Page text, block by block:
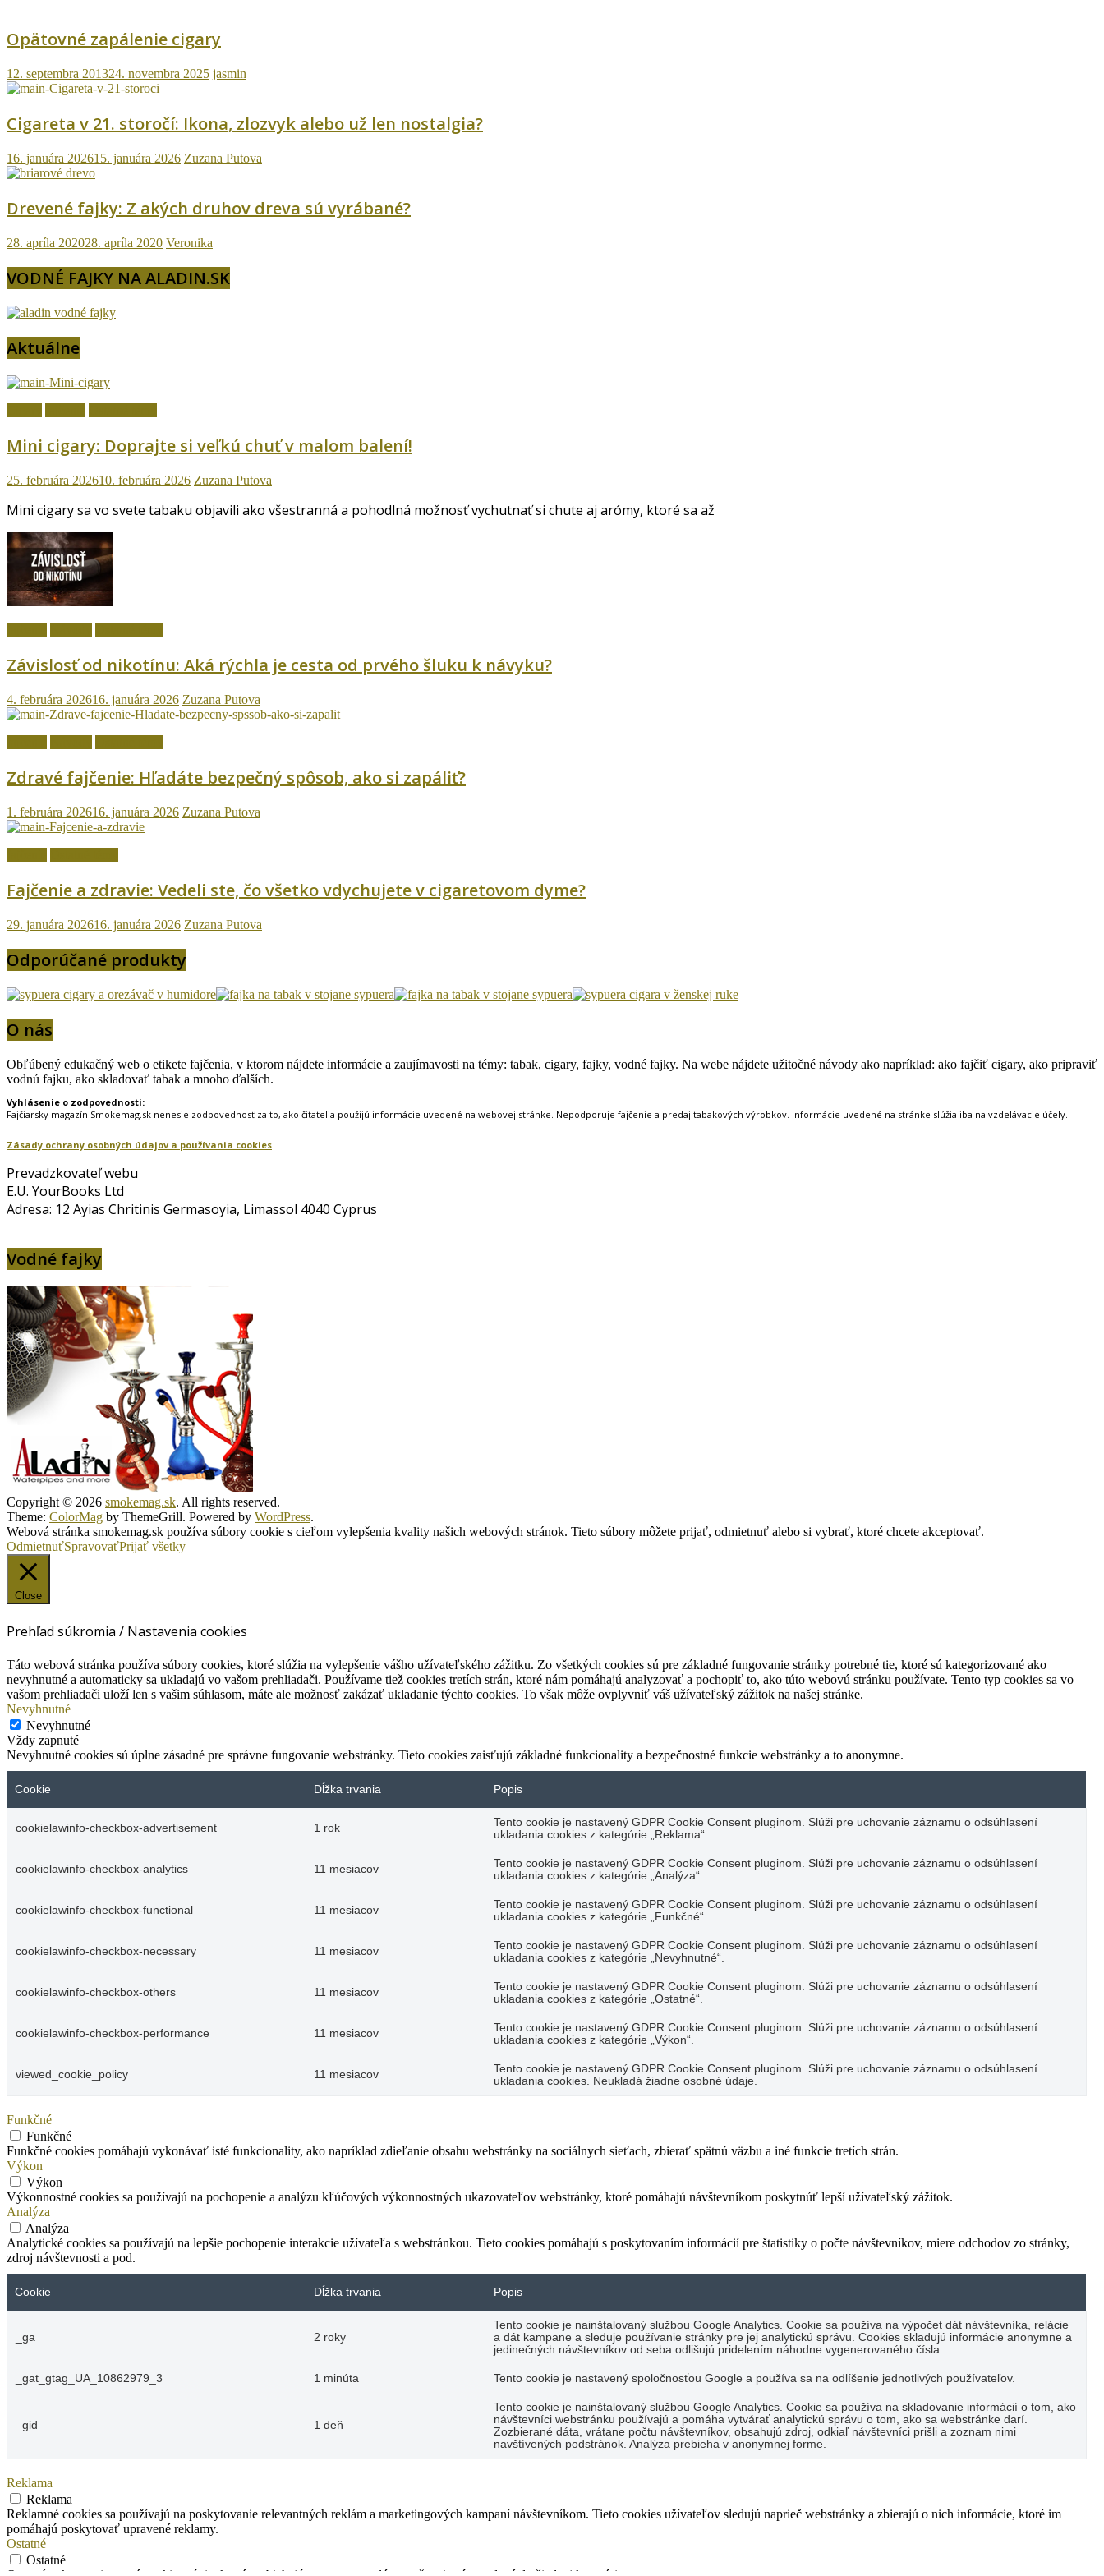
Opätovné zapálenie cigary
12. septembra 201324. novembra 2025 jasmin
Cigareta v 21. storočí: Ikona, zlozvyk alebo už len nostalgia?
16. januára 202615. januára 2026 Zuzana Putova
Drevené fajky: Z akých druhov dreva sú vyrábané?
28. apríla 202028. apríla 2020 Veronika
VODNÉ FAJKY NA ALADIN.SK
Aktuálne
Mini cigary: Doprajte si veľkú chuť v malom balení!
25. februára 202610. februára 2026 Zuzana Putova
Mini cigary sa vo svete tabaku objavili ako všestranná a pohodlná možnosť vychutnať si chute aj arómy, ktoré sa až
Závislosť od nikotínu: Aká rýchla je cesta od prvého šluku k návyku?
4. februára 202616. januára 2026 Zuzana Putova
Zdravé fajčenie: Hľadáte bezpečný spôsob, ako si zapáliť?
1. februára 202616. januára 2026 Zuzana Putova
Fajčenie a zdravie: Vedeli ste, čo všetko vdychujete v cigaretovom dyme?
29. januára 202616. januára 2026 Zuzana Putova
Odporúčané produkty
O nás
Obľúbený edukačný web o etikete fajčenia, v ktorom nájdete informácie a zaujímavosti na témy: tabak, cigary, fajky, vodné fajky. Na webe nájdete užitočné návody ako napríklad: ako fajčiť cigary, ako pripraviť
vodnú fajku, ako skladovať tabak a mnoho ďalších.
Vyhlásenie o zodpovednosti:
Fajčiarsky magazín Smokemag.sk nenesie zodpovednosť za to, ako čitatelia použijú informácie uvedené na webovej stránke. Nepodporuje fajčenie a predaj tabakových výrobkov. Informácie uvedené na stránke slúžia iba na vzdelávacie účely.
Zásady ochrany osobných údajov a používania cookies
Prevadzkovateľ webu
E.U. YourBooks Ltd
Adresa: 12 Ayias Chritinis Germasoyia, Limassol 4040 Cyprus
Vodné fajky
Copyright © 2026 smokemag.sk. All rights reserved.
Theme: ColorMag by ThemeGrill. Powered by WordPress.
Webová stránka smokemag.sk používa súbory cookie s cieľom vylepšenia kvality našich webových stránok. Tieto súbory môžete prijať, odmietnuť alebo si vybrať, ktoré chcete akceptovať.
OdmietnuťSpravovaťPrijať všetky
Close
Prehľad súkromia / Nastavenia cookies
Táto webová stránka používa súbory cookies, ktoré slúžia na vylepšenie vášho užívateľského zážitku. Zo všetkých cookies sú pre základné fungovanie stránky potrebné tie, ktoré sú kategorizované ako
nevyhnutné a automaticky sa ukladajú vo vašom prehliadači. Používame tiež cookies tretích strán, ktoré nám pomáhajú analyzovať a pochopiť to, ako túto webovú stránku používate. Tento typ cookies sa vo
vašom prehliadači uloží len s vašim súhlasom, máte ale možnosť zakázať ukladanie týchto cookies. To však môže ovplyvniť váš užívateľský zážitok na našej stránke.
Nevyhnutné
Nevyhnutné
Vždy zapnuté
Nevyhnutné cookies sú úplne zásadné pre správne fungovanie webstránky. Tieto cookies zaisťujú základné funkcionality a bezpečnostné funkcie webstránky a to anonymne.
Cookie Dĺžka trvania Popis
cookielawinfo-checkbox-advertisement 1 rok
Tento cookie je nastavený GDPR Cookie Consent pluginom. Slúži pre uchovanie záznamu o odsúhlasení
ukladania cookies z kategórie „Reklama“.
cookielawinfo-checkbox-analytics 11 mesiacov
Tento cookie je nastavený GDPR Cookie Consent pluginom. Slúži pre uchovanie záznamu o odsúhlasení
ukladania cookies z kategórie „Analýza“.
cookielawinfo-checkbox-functional 11 mesiacov
Tento cookie je nastavený GDPR Cookie Consent pluginom. Slúži pre uchovanie záznamu o odsúhlasení
ukladania cookies z kategórie „Funkčné“.
cookielawinfo-checkbox-necessary 11 mesiacov
Tento cookie je nastavený GDPR Cookie Consent pluginom. Slúži pre uchovanie záznamu o odsúhlasení
ukladania cookies z kategórie „Nevyhnutné“.
cookielawinfo-checkbox-others 11 mesiacov
Tento cookie je nastavený GDPR Cookie Consent pluginom. Slúži pre uchovanie záznamu o odsúhlasení
ukladania cookies z kategórie „Ostatné“.
cookielawinfo-checkbox-performance 11 mesiacov
Tento cookie je nastavený GDPR Cookie Consent pluginom. Slúži pre uchovanie záznamu o odsúhlasení
ukladania cookies z kategórie „Výkon“.
viewed_cookie_policy 11 mesiacov
Tento cookie je nastavený GDPR Cookie Consent pluginom. Slúži pre uchovanie záznamu o odsúhlasení
ukladania cookies. Neukladá žiadne osobné údaje.
Funkčné
Funkčné
Funkčné cookies pomáhajú vykonávať isté funkcionality, ako napríklad zdieľanie obsahu webstránky na sociálnych sieťach, zbierať spätnú väzbu a iné funkcie tretích strán.
Výkon
Výkon
Výkonnostné cookies sa používajú na pochopenie a analýzu kľúčových výkonnostných ukazovateľov webstránky, ktoré pomáhajú návštevníkom poskytnúť lepší užívateľský zážitok.
Analýza
Analýza
Analytické cookies sa používajú na lepšie pochopenie interakcie užívateľa s webstránkou. Tieto cookies pomáhajú s poskytovaním informácií pre štatistiky o počte návštevníkov, miere odchodov zo stránky,
zdroj návštevnosti a pod.
Cookie Dĺžka trvania Popis
_ga 2 roky
Tento cookie je nainštalovaný službou Google Analytics. Cookie sa používa na výpočet dát návštevníka, relácie
a dát kampane a sleduje používanie stránky pre jej analytickú správu. Cookies skladujú informácie anonymne a
jedinečných návštevníkov od seba odlišujú pridelením náhodne vygenerovaného čísla.
_gat_gtag_UA_10862979_3 1 minúta Tento cookie je nastavený spoločnosťou Google a používa sa na odlíšenie jednotlivých používateľov.
_gid 1 deň
Tento cookie je nainštalovaný službou Google Analytics. Cookie sa používa na skladovanie informácií o tom, ako
návštevníci webstránku používajú a pomáha vytvárať analytickú správu o tom, ako sa webstránke darí.
Zozbierané dáta, vrátane počtu návštevníkov, obsahujú zdroj, odkiaľ návštevníci prišli a zoznam nimi
navštívených podstránok. Analýza prebieha v anonymnej forme.
Reklama
Reklama
Reklamné cookies sa používajú na poskytovanie relevantných reklám a marketingových kampaní návštevníkom. Tieto cookies užívateľov sledujú naprieč webstránky a zbierajú o nich informácie, ktoré im
pomáhajú poskytovať upravené reklamy.
Ostatné
Ostatné